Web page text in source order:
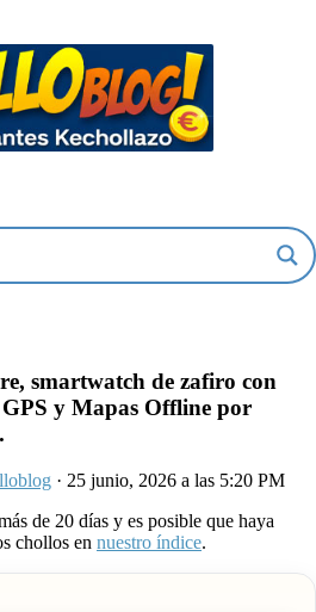
smartwatch de zafiro con
y Mapas Offline por
· 25 junio, 2026 a las 5:20 PM
de 20 días y es posible que haya
chollos en nuestro índice.